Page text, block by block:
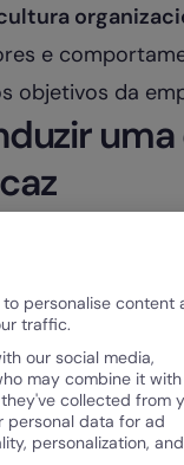
e
objetivos da
para o cargo.
STAR
ou desafio?
ou
para
to personalise content
traffic.
our social media,
may combine it with
collected from
personal data for ad
personalization, and